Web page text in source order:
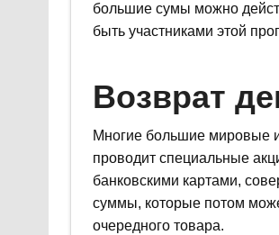
большие сумы можно
быть участниками этой
Возврат
Многие большие мировые
проводит специальные
банковскими картами,
суммы, которые потом
очередного товара.